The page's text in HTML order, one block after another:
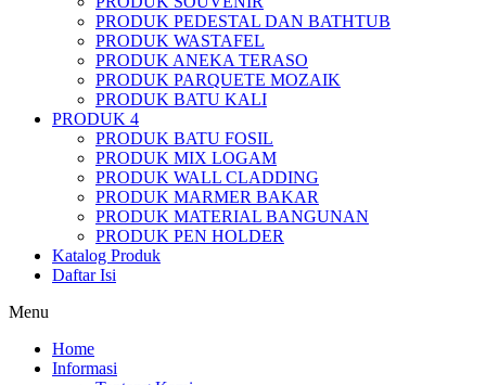
PRODUK PEDESTAL DAN BATHTUB
PRODUK WASTAFEL
PRODUK ANEKA TERASO
PRODUK PARQUETE MOZAIK
PRODUK BATU KALI
PRODUK 4
PRODUK BATU FOSIL
PRODUK MIX LOGAM
PRODUK WALL CLADDING
PRODUK MARMER BAKAR
PRODUK MATERIAL BANGUNAN
PRODUK PEN HOLDER
Katalog Produk
Daftar Isi
Menu
Home
Informasi